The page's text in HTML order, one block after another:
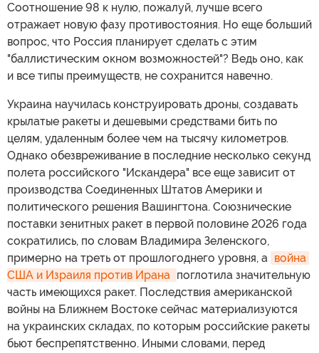
Соотношение 98 к нулю, пожалуй, лучше всего
отражает новую фазу противостояния. Но еще больший
вопрос, что Россия планирует сделать с этим
"баллистическим окном возможностей"? Ведь оно, как
и все типы преимуществ, не сохранится навечно.
Украина научилась конструировать дроны, создавать
крылатые ракеты и дешевыми средствами бить по
целям, удаленным более чем на тысячу километров.
Однако обезвреживание в последние несколько секунд
полета российского "Искандера" все еще зависит от
производства Соединенных Штатов Америки и
политического решения Вашингтона. Союзнические
поставки зенитных ракет в первой половине 2026 года
сократились, по словам Владимира Зеленского,
примерно на треть от прошлогоднего уровня, а война
США и Израиля против Ирана поглотила значительную
часть имеющихся ракет. Последствия американской
войны на Ближнем Востоке сейчас материализуются
на украинских складах, по которым российские ракеты
бьют беспрепятственно. Иными словами, перед